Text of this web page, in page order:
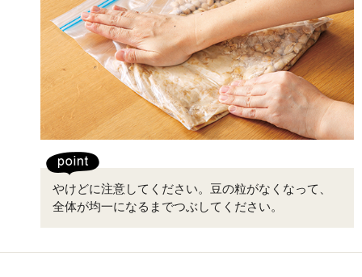
やけどに注意してください。豆の粒がなくなって、
全体が均一になるまでつぶしてください。